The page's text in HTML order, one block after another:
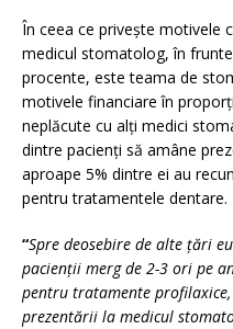
În ceea ce privește motivele
medicul stomatolog, în
procente, este teama de
motivele financiare în
neplăcute cu alți medici
dintre pacienți să amâne
aproape 5% dintre ei au
pentru tratamentele dentare.
“Spre deosebire de alte țări
pacienții merg de 2-3 ori pe
pentru tratamente
prezentării la medicul